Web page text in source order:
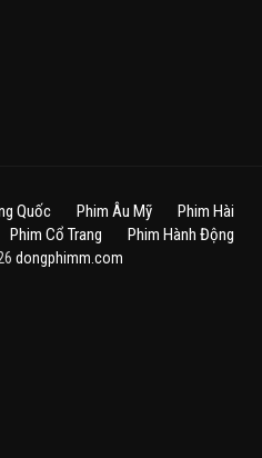
Quốc Phim Âu Mỹ
Phim Hài
Phim Cổ Trang Phim Hành Động
dongphimm.com